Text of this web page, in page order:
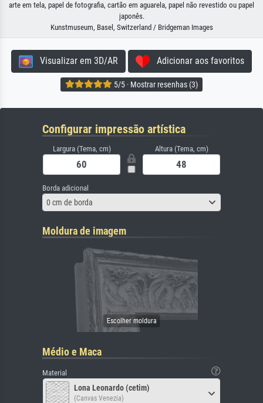
arte em tela, papel de fotografia, cartão em aguarela, papel não revestido ou papel
japonês.
Kunstmuseum, Basel, Switzerland / Bridgeman Images
Visualizar em 3D/AR Adicionar aos favoritos
5/5 · Mostrar resenhas (3)
Configurar impressão artística
Largura (Tema, cm) Altura (Tema, cm)
Borda adicional
0 cm de borda
Moldura de imagem
Médio e Maca
Material
Lona Leonardo (cetim)
(Canvas Venezia)